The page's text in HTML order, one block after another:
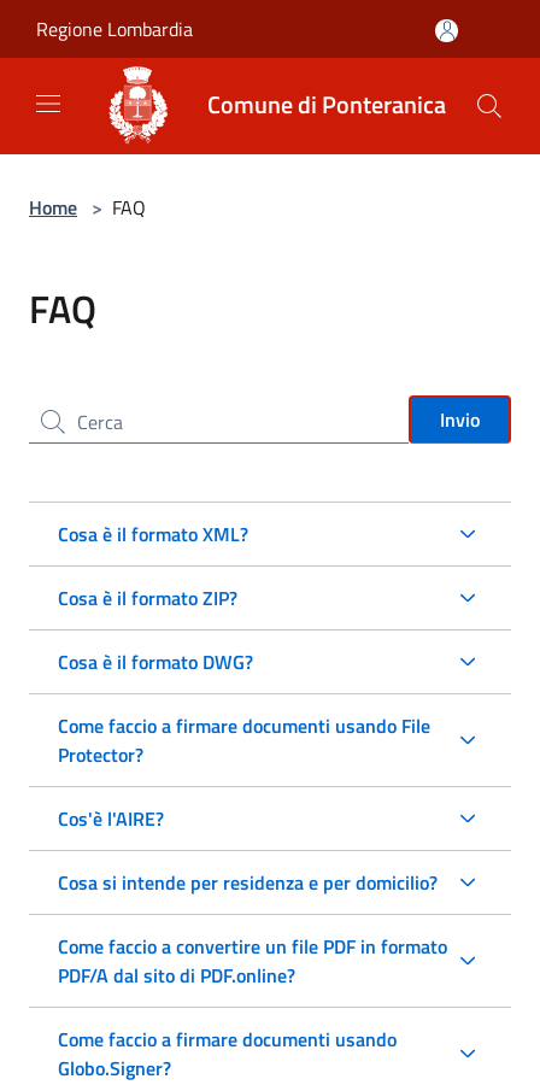
Regione Lombardia
Comune di Ponteranica
Home > FAQ
FAQ
Cerca nel sito Invio
Cosa è il formato XML?
Cosa è il formato ZIP?
Cosa è il formato DWG?
Come faccio a firmare documenti usando File
Protector?
Cos'è l'AIRE?
Cosa si intende per residenza e per domicilio?
Come faccio a convertire un file PDF in formato
PDF/A dal sito di PDF.online?
Come faccio a firmare documenti usando
Globo.Signer?